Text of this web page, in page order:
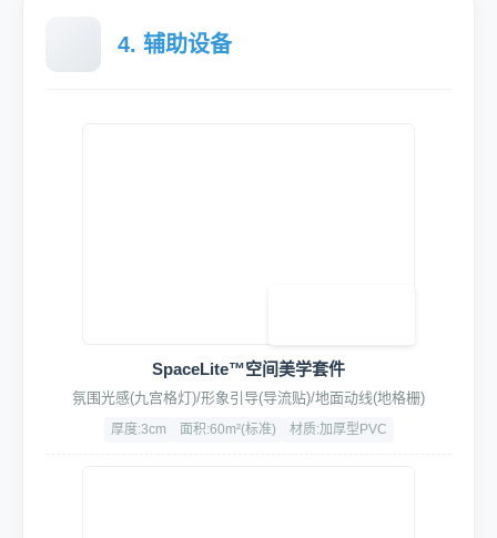
4. 辅助设备
SpaceLite™空间美学套件
氛围光感(九宫格灯)/形象引导(导流贴)/地面动线(地格栅)
厚度:3cm 面积:60m²(标准) 材质:加厚型PVC